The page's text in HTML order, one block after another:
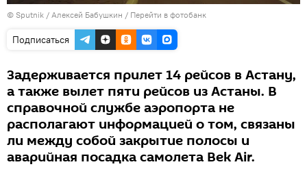
© Sputnik / Алексей Бабушкин / Перейти в фотобанк
Подписаться
Задерживается прилет 14 рейсов в Астану,
а также вылет пяти рейсов из Астаны. В
справочной службе аэропорта не
располагают информацией о том, связаны
ли между собой закрытие полосы и
аварийная посадка самолета Bek Air.